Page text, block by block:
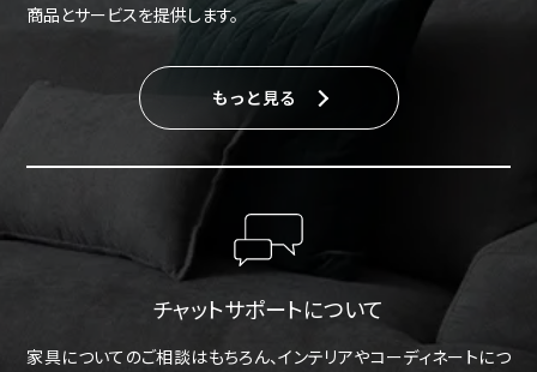
商品とサービスを提供します。
もっと見る
チャットサポートについて
家具についてのご相談はもちろん、インテリアやコーディネートにつ